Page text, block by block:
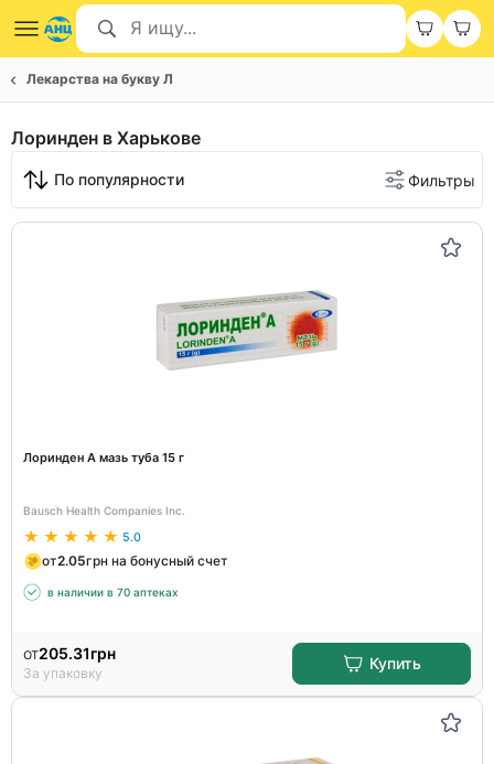
Лекарства на букву Л
Лоринден в Харькове
По популярности Фильтры
Лоринден А мазь туба 15 г
Bausch Health Companies Inc.
5.0
от2.05грн на бонусный счет
в наличии в 70 аптеках
от205.31грн
За упаковку
Купить